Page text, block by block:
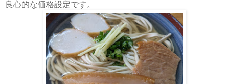
良心的な価格設定です。